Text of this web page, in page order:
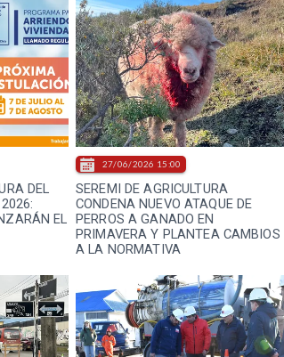
DEL
EL
SEREMI DE AGRICULTURA
CONDENA NUEVO ATAQUE DE
PERROS A GANADO EN
PRIMAVERA Y PLANTEA CAMBIOS
A LA NORMATIVA
27/06/2026 15:00